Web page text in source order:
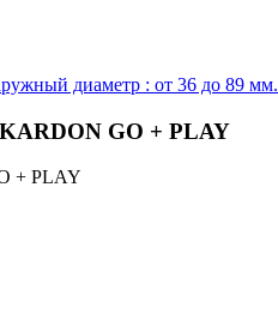
диаметр : от 36 до 89 мм.
GO + PLAY